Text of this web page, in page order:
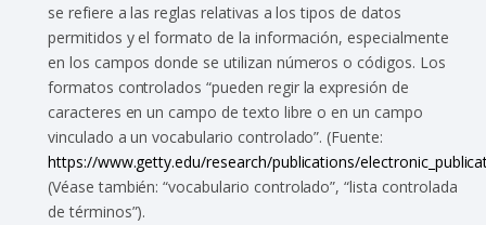
se refiere a las reglas relativas a los tipos de datos
permitidos y el formato de la información, especialmente
en los campos donde se utilizan números o códigos. Los
formatos controlados “pueden regir la expresión de
caracteres en un campo de texto libre o en un campo
vinculado a un vocabulario controlado”. (Fuente:
https://www.getty.edu/research/publications/
(Véase también: “vocabulario controlado”, “lista controlada
de términos”).